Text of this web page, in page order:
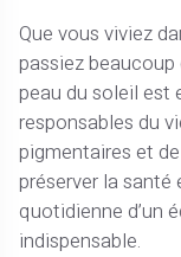
Que vous viviez
passiez beaucoup
peau du soleil est
responsables du
pigmentaires et
préserver la santé
quotidienne d’un
indispensable.